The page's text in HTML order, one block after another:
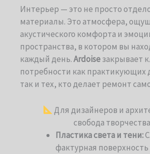
Интерьер — это не просто
материалы. Это атмосфера,
акустического комфорта и
пространства, в котором вы
каждый день.Ardoiseзакрывает
потребности как практикующих
так и тех, кто делает ремонт
Для дизайнеров и
cвобода творчества
Пластика света и тени:
фактурная